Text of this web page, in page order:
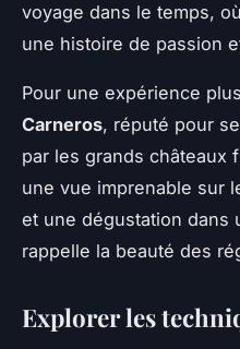
voyage dans le temps,
une histoire de passion
Pour une expérience
Carneros, réputé pour
par les grands châteaux
une vue imprenable sur
et une dégustation dans
rappelle la beauté des
Explorer les